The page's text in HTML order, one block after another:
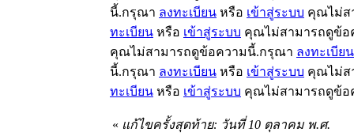
นี้.กรุณา ลงทะเบียน หรือ เข้าสู่ระบบ คุณไม่ส
ทะเบียน หรือ เข้าสู่ระบบ คุณไม่สามารถดูข้
คุณไม่สามารถดูข้อความนี้.กรุณา ลงทะเบียน
นี้.กรุณา ลงทะเบียน หรือ เข้าสู่ระบบ คุณไม่ส
ทะเบียน หรือ เข้าสู่ระบบ คุณไม่สามารถดูข้
« แก้ไขครั้งสุดท้าย: วันที่ 10 ตุลาคม พ.ศ.